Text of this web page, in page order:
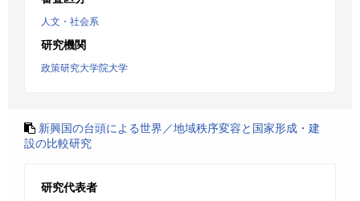
人文・社会系
研究機関
政策研究大学院大学
新興国の台頭による世界／地域秩序変容と国家形成・建
設の比較研究
研究代表者